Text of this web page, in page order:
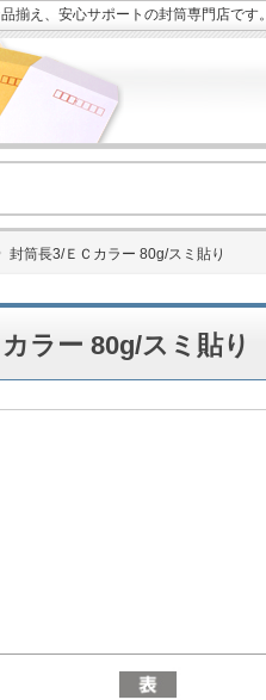
揃え、安心サポートの封筒専門店です。
封筒長3/ＥＣカラー 80g/スミ貼り
ラー 80g/スミ貼り